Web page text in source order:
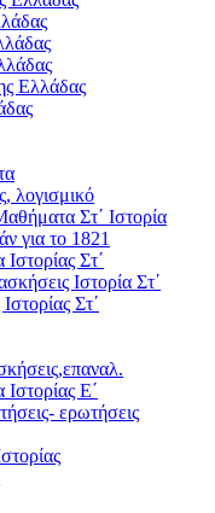
Ελλάδας
λογισμικό
Στ΄ Ιστορία
για το 1821
Στ΄
Ιστορία Στ΄
Στ΄
Ε΄
ερωτήσεις